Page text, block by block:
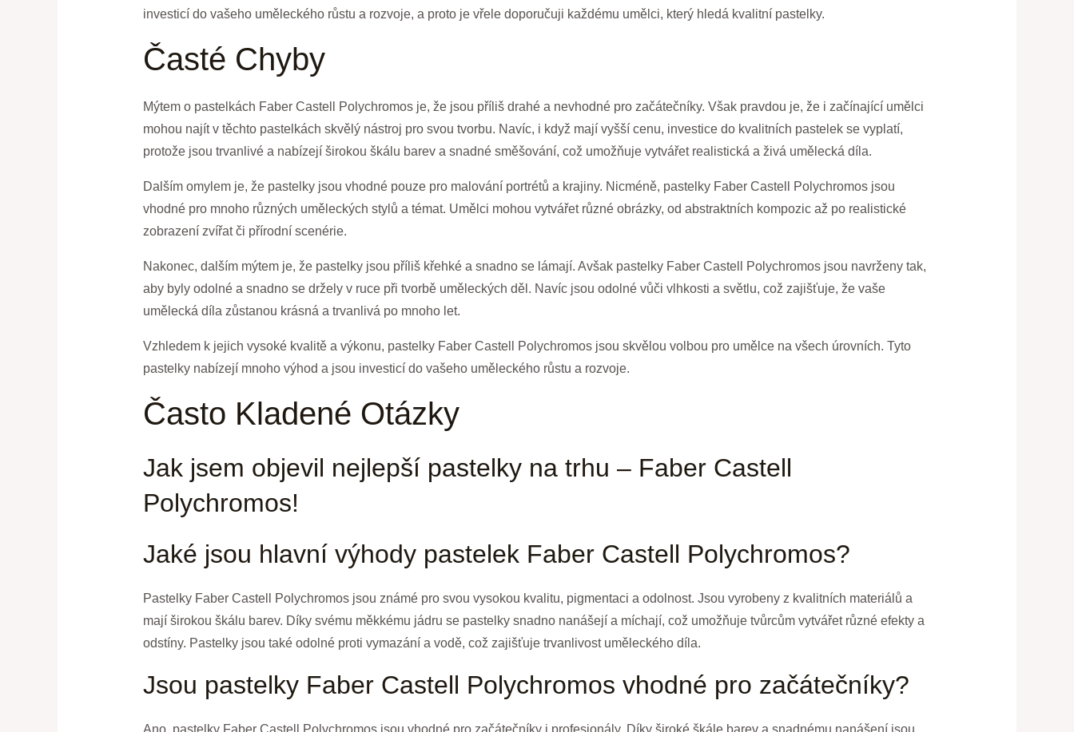
investicí do vašeho uměleckého růstu a rozvoje, a proto je vřele doporučuji každému umělci, který hledá kvalitní pastelky.
Časté Chyby
Mýtem o pastelkách Faber Castell Polychromos je, že jsou příliš drahé a nevhodné pro začátečníky. Však pravdou je, že i začínající umělci
mohou najít v těchto pastelkách skvělý nástroj pro svou tvorbu. Navíc, i když mají vyšší cenu, investice do kvalitních pastelek se vyplatí,
protože jsou trvanlivé a nabízejí širokou škálu barev a snadné směšování, což umožňuje vytvářet realistická a živá umělecká díla.
Dalším omylem je, že pastelky jsou vhodné pouze pro malování portrétů a krajiny. Nicméně, pastelky Faber Castell Polychromos jsou
vhodné pro mnoho různých uměleckých stylů a témat. Umělci mohou vytvářet různé obrázky, od abstraktních kompozic až po realistické
zobrazení zvířat či přírodní scenérie.
Nakonec, dalším mýtem je, že pastelky jsou příliš křehké a snadno se lámají. Avšak pastelky Faber Castell Polychromos jsou navrženy tak,
aby byly odolné a snadno se držely v ruce při tvorbě uměleckých děl. Navíc jsou odolné vůči vlhkosti a světlu, což zajišťuje, že vaše
umělecká díla zůstanou krásná a trvanlivá po mnoho let.
Vzhledem k jejich vysoké kvalitě a výkonu, pastelky Faber Castell Polychromos jsou skvělou volbou pro umělce na všech úrovních. Tyto
pastelky nabízejí mnoho výhod a jsou investicí do vašeho uměleckého růstu a rozvoje.
Často Kladené Otázky
Jak jsem objevil nejlepší pastelky na trhu – Faber Castell
Polychromos!
Jaké jsou hlavní výhody pastelek Faber Castell Polychromos?
Pastelky Faber Castell Polychromos jsou známé pro svou vysokou kvalitu, pigmentaci a odolnost. Jsou vyrobeny z kvalitních materiálů a
mají širokou škálu barev. Díky svému měkkému jádru se pastelky snadno nanášejí a míchají, což umožňuje tvůrcům vytvářet různé efekty a
odstíny. Pastelky jsou také odolné proti vymazání a vodě, což zajišťuje trvanlivost uměleckého díla.
Jsou pastelky Faber Castell Polychromos vhodné pro začátečníky?